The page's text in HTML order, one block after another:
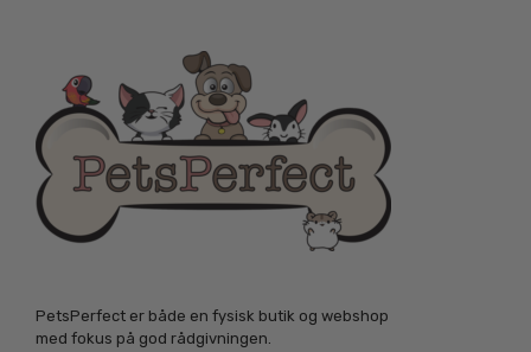
PetsPerfect er både en fysisk butik og webshop
med fokus på god rådgivningen.